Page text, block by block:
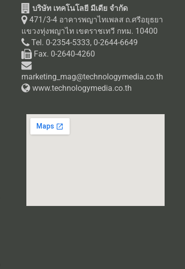
บริษัท เทคโนโลยี มีเดีย จำกัด
471/3-4 อาคารพญาไทเพลส ถ.ศรีอยุธยา
แขวงทุ่งพญาไท เขตราชเทวี กทม. 10400
Tel. 0-2354-5333, 0-2644-6649
Fax. 0-2640-4260
marketing_mag@technologymedia.co.th
www.technologymedia.co.th